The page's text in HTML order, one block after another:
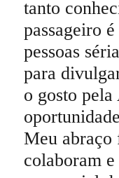
tanto
passageiro
pessoas
para
o gosto
Meu abraço
colaboram e